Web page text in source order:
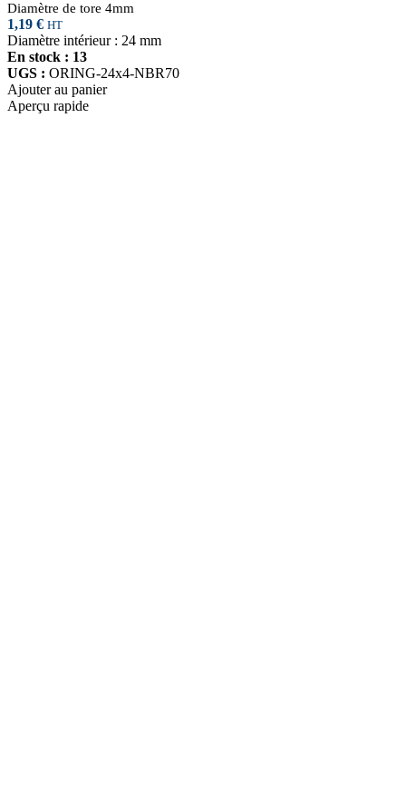
Diamètre de tore 4mm
1,19 € HT
Diamètre intérieur : 24 mm
En stock : 13
UGS : ORING-24x4-NBR70
Ajouter au panier
Aperçu rapide